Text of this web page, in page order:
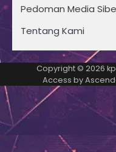
Pedoman Media
Tentang Kami
Copyright © 2026
Access by